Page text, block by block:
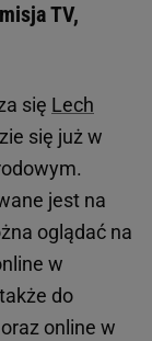
TV,
się Lech
się już w
jest na
oglądać na
w
do
online w